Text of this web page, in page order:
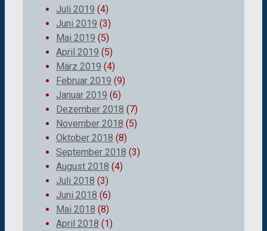
Juli 2019 (4)
Juni 2019 (3)
Mai 2019 (5)
April 2019 (5)
März 2019 (4)
Februar 2019 (9)
Januar 2019 (6)
Dezember 2018 (7)
November 2018 (5)
Oktober 2018 (8)
September 2018 (3)
August 2018 (4)
Juli 2018 (3)
Juni 2018 (6)
Mai 2018 (8)
April 2018 (1)